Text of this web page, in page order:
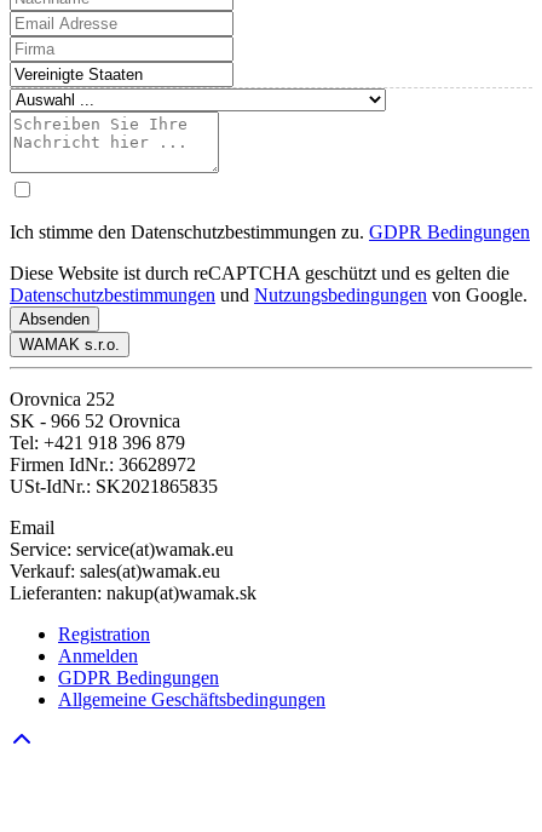
Ich stimme den Datenschutzbestimmungen zu. GDPR Bedingungen
Diese Website ist durch reCAPTCHA geschützt und es gelten die
Datenschutzbestimmungen und Nutzungsbedingungen von Google.
Absenden
WAMAK s.r.o.
Orovnica 252
SK - 966 52 Orovnica
Tel: +421 918 396 879
Firmen IdNr.: 36628972
USt-IdNr.: SK2021865835
Email
Service: service(at)wamak.eu
Verkauf: sales(at)wamak.eu
Lieferanten: nakup(at)wamak.sk
Registration
Anmelden
GDPR Bedingungen
Allgemeine Geschäftsbedingungen